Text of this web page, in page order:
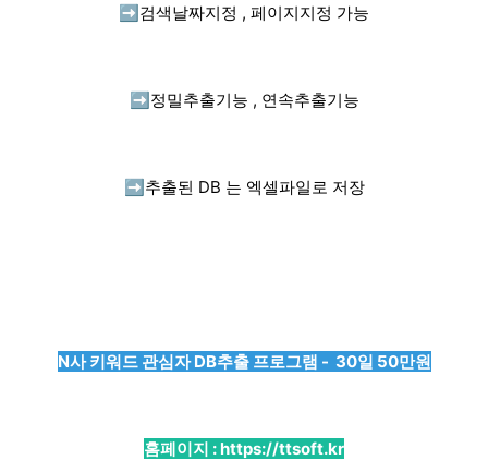
➡️ 검색날짜지정 , 페이지지정 가능
➡️ 정밀추출기능 , 연속추출기능
➡️ 추출된 DB 는 엑셀파일로 저장
N사 키워드 관심자 DB추출 프로그램 - 30일 50만원
홈페이지 :https://ttsoft.kr